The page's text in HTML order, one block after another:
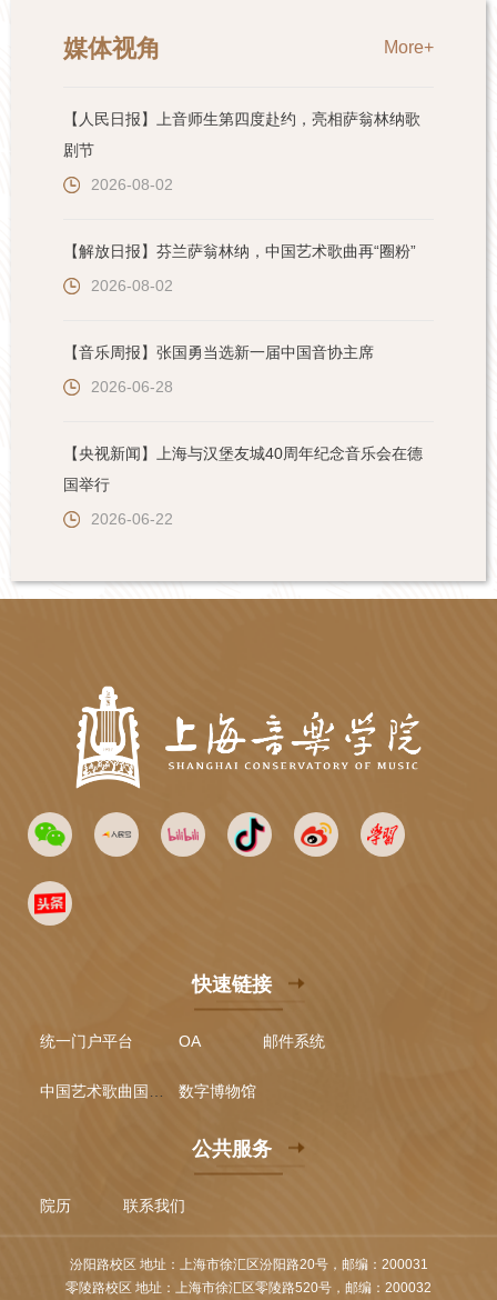
媒体视角 More+
【人民日报】上音师生第四度赴约，亮相萨翁林纳歌
剧节
2026-08-02
【解放日报】芬兰萨翁林纳，中国艺术歌曲再“圈粉”
2026-08-02
【音乐周报】张国勇当选新一届中国音协主席
2026-06-28
【央视新闻】上海与汉堡友城40周年纪念音乐会在德
国举行
2026-06-22
快速链接
统一门户平台 OA 邮件系统
中国艺术歌曲国际声乐比赛 数字博物馆
公共服务
院历 联系我们
汾阳路校区 地址：上海市徐汇区汾阳路20号，邮编：200031
零陵路校区 地址：上海市徐汇区零陵路520号，邮编：200032